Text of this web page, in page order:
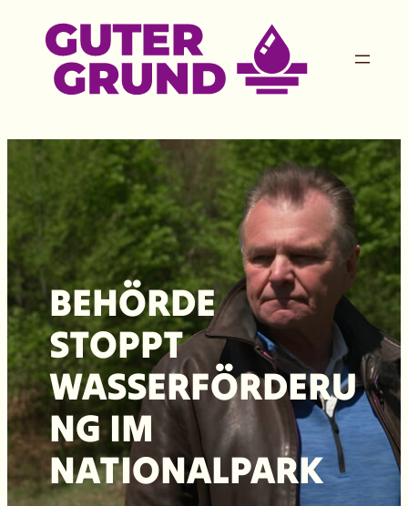
springen
BEHÖRDE
STOPPT
WASSERFÖRDERU
NG IM
NATIONALPARK